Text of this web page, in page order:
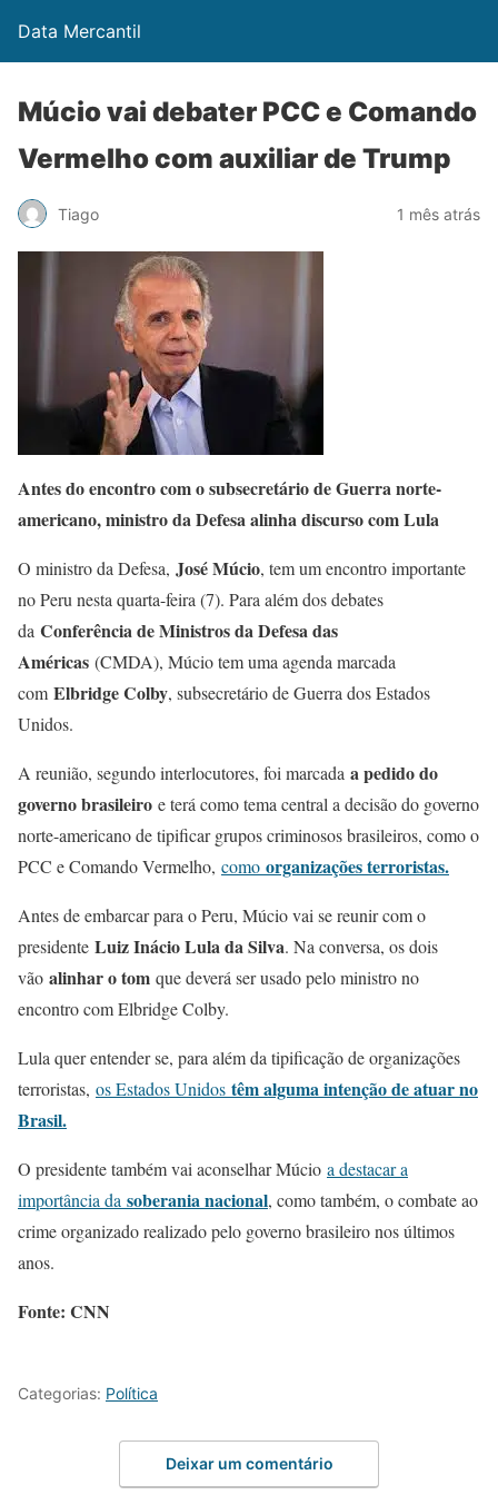
Data Mercantil
Múcio vai debater PCC e Comando
Vermelho com auxiliar de Trump
Tiago 1 mês atrás
Antes do encontro com o subsecretário de Guerra norte-
americano, ministro da Defesa alinha discurso com Lula
O ministro da Defesa, José Múcio, tem um encontro importante
no Peru nesta quarta-feira (7). Para além dos debates
da Conferência de Ministros da Defesa das
Américas (CMDA), Múcio tem uma agenda marcada
com Elbridge Colby, subsecretário de Guerra dos Estados
Unidos.
A reunião, segundo interlocutores, foi marcada a pedido do
governo brasileiro e terá como tema central a decisão do governo
norte-americano de tipificar grupos criminosos brasileiros, como o
PCC e Comando Vermelho, como organizações terroristas.
Antes de embarcar para o Peru, Múcio vai se reunir com o
presidente Luiz Inácio Lula da Silva. Na conversa, os dois
vão alinhar o tom que deverá ser usado pelo ministro no
encontro com Elbridge Colby.
Lula quer entender se, para além da tipificação de organizações
terroristas, os Estados Unidos têm alguma intenção de atuar no
Brasil.
O presidente também vai aconselhar Múcio a destacar a
importância da soberania nacional, como também, o combate ao
crime organizado realizado pelo governo brasileiro nos últimos
anos.
Fonte: CNN
Categorias: Política
Deixar um comentário